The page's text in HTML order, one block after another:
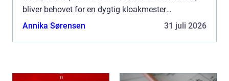
bliver behovet for en dygtig kloakmester
Aabenbraa meget konkret. En autoriseret
Annika Sørensen 31 juli 2026